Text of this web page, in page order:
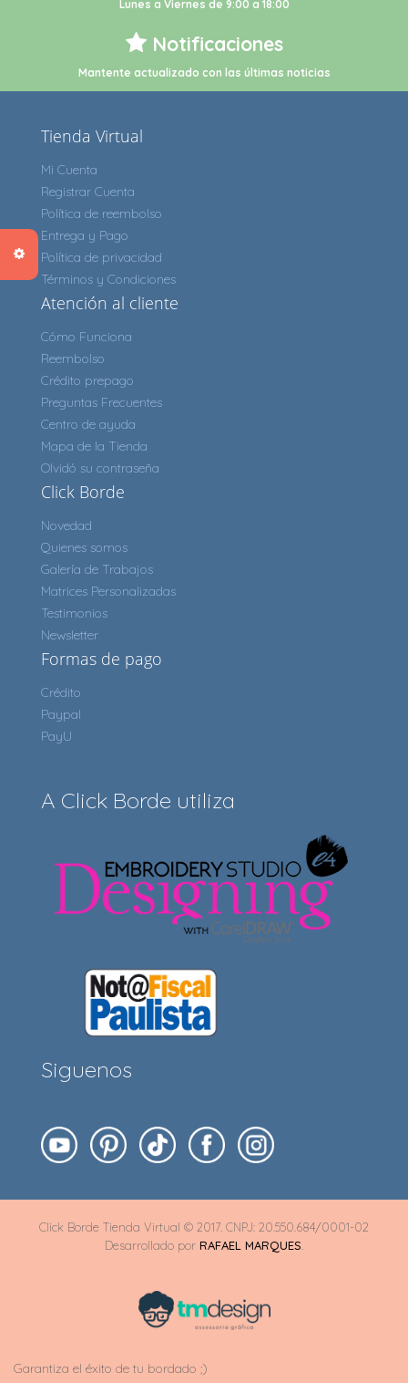
Lunes a Viernes de 9:00 a 18:00
Notificaciones
Mantente actualizado con las últimas noticias
Tienda Virtual
Mi Cuenta
Registrar Cuenta
Política de reembolso
Entrega y Pago
Política de privacidad
Términos y Condiciones
Atención al cliente
Cómo Funciona
Reembolso
Crédito prepago
Preguntas Frecuentes
Centro de ayuda
Mapa de la Tienda
Olvidó su contraseña
Click Borde
Novedad
Quienes somos
Galería de Trabajos
Matrices Personalizadas
Testimonios
Newsletter
Formas de pago
Crédito
Paypal
PayU
A Click Borde utiliza
Siguenos
Click Borde Tienda Virtual © 2017. CNPJ: 20.550.684/0001-02
Desarrollado por RAFAEL MARQUES.
Garantiza el éxito de tu bordado ;)